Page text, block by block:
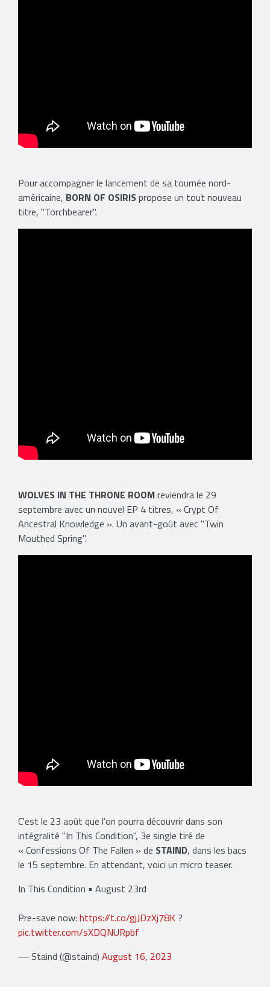
Pour accompagner le lancement de sa tournée nord-
américaine, BORN OF OSIRISpropose un tout nouveau
titre, "Torchbearer".
WOLVES IN THE THRONE ROOMreviendra le 29
septembre avec un nouvel EP 4 titres, « Crypt Of
Ancestral Knowledge ». Un avant-goût avec "Twin
Mouthed Spring".
C'est le 23 août que l'on pourra découvrir dans son
intégralité "In This Condition", 3e single tiré de
« Confessions Of The Fallen » de STAIND, dans les bacs
le 15 septembre. En attendant, voici un micro teaser.
In This Condition • August 23rd
Pre-save now: https://t.co/gjJDzXj78K ?
pic.twitter.com/sXDQNURpbf
— Staind (@staind) August 16, 2023